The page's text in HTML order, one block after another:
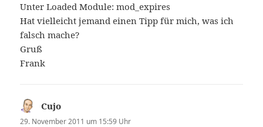
Unter Loaded Module: mod_expires
Hat vielleicht jemand einen Tipp für mich, was ich
falsch mache?
Gruß
Frank
Cujo
29. November 2011 um 15:59 Uhr